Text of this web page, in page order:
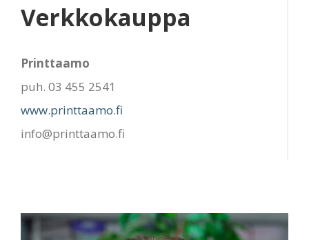
Verkkokauppa
Printtaamo
puh. 03 455 2541
www.printtaamo.fi
info@printtaamo.fi